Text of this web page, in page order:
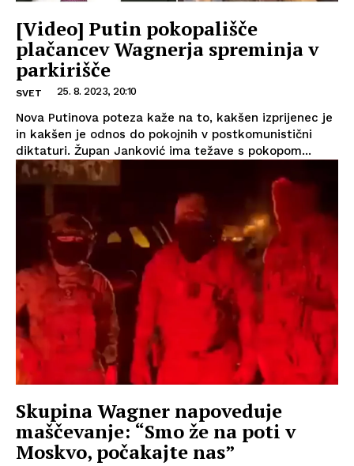
[Video] Putin pokopališče
plačancev Wagnerja spreminja v
parkirišče
SVET 25. 8. 2023, 20:10
Nova Putinova poteza kaže na to, kakšen izprijenec je
in kakšen je odnos do pokojnih v postkomunistični
diktaturi. Župan Janković ima težave s pokopom...
Skupina Wagner napoveduje
maščevanje: “Smo že na poti v
Moskvo, počakajte nas”